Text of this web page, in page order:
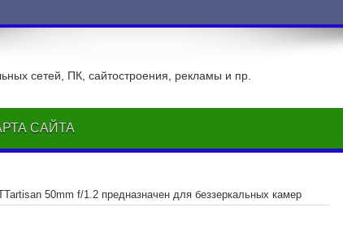
сетей, ПК, сайтостроения, рекламы и пр.
САЙТА
50mm f/1.2 предназначен для беззеркальных камер